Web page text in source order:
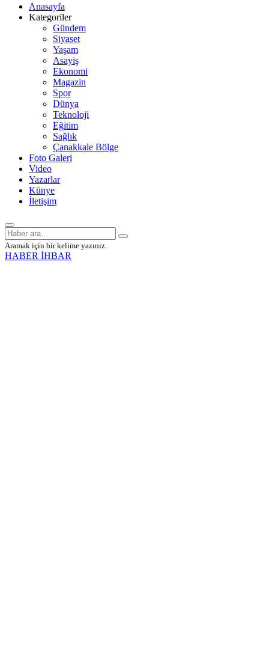
Anasayfa
Kategoriler
Gündem
Siyaset
Yaşam
Asayiş
Ekonomi
Magazin
Spor
Dünya
Teknoloji
Eğitim
Sağlık
Çanakkale Bölge
Foto Galeri
Video
Yazarlar
Künye
İletişim
Aramak için bir kelime yazınız.
HABER İHBAR